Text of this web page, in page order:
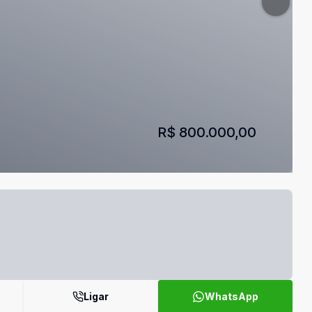
R$ 800.000,00
Ligar WhatsApp